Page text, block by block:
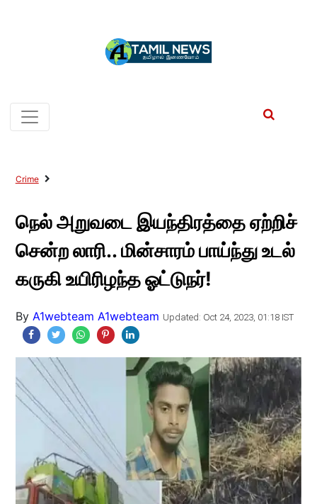
Crime
நெல் அறுவடை இயந்திரத்தை ஏற்றிச்
சென்ற லாரி.. மின்சாரம் பாய்ந்து உடல்
கருகி உயிரிழந்த ஓட்டுநர்!
By A1webteam A1webteam Updated: Oct 24, 2023, 01:18 IST